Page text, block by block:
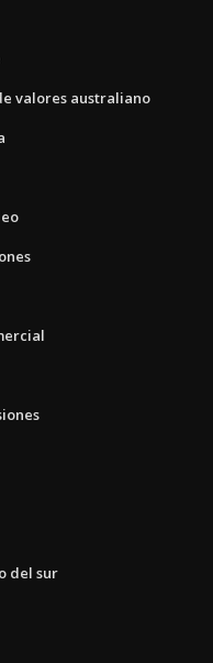
valores australiano
del sur